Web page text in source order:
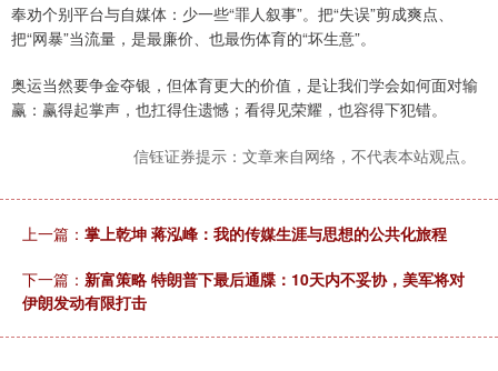
奉劝个别平台与自媒体：少一些“罪人叙事”。把“失误”剪成爽点、
把“网暴”当流量，是最廉价、也最伤体育的“坏生意”。
奥运当然要争金夺银，但体育更大的价值，是让我们学会如何面对输
赢：赢得起掌声，也扛得住遗憾；看得见荣耀，也容得下犯错。
信钰证券提示：文章来自网络，不代表本站观点。
上一篇： 掌上乾坤 蒋泓峰：我的传媒生涯与思想的公共化旅程
下一篇： 新富策略 特朗普下最后通牒：10天内不妥协，美军将对
伊朗发动有限打击